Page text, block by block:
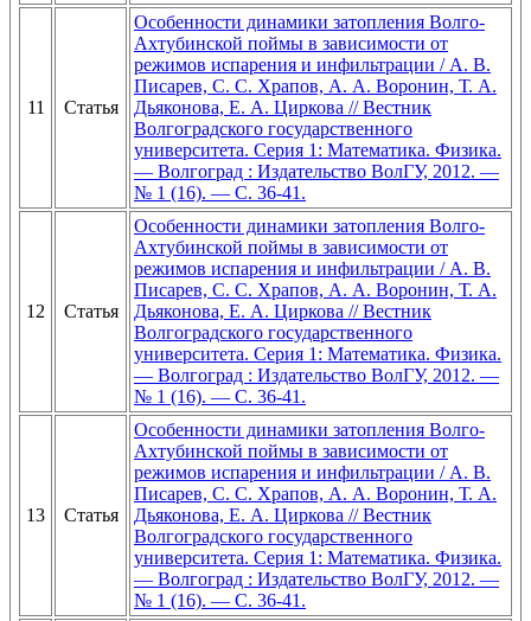
11 Статья
Особенности динамики затопления Волго-
Ахтубинской поймы в зависимости от
режимов испарения и инфильтрации / А. В.
Писарев, С. С. Храпов, А. А. Воронин, Т. А.
Дьяконова, Е. А. Циркова // Вестник
Волгоградского государственного
университета. Серия 1: Математика. Физика.
— Волгоград : Издательство ВолГУ, 2012. —
№ 1 (16). — С. 36-41.
12 Статья
Особенности динамики затопления Волго-
Ахтубинской поймы в зависимости от
режимов испарения и инфильтрации / А. В.
Писарев, С. С. Храпов, А. А. Воронин, Т. А.
Дьяконова, Е. А. Циркова // Вестник
Волгоградского государственного
университета. Серия 1: Математика. Физика.
— Волгоград : Издательство ВолГУ, 2012. —
№ 1 (16). — С. 36-41.
13 Статья
Особенности динамики затопления Волго-
Ахтубинской поймы в зависимости от
режимов испарения и инфильтрации / А. В.
Писарев, С. С. Храпов, А. А. Воронин, Т. А.
Дьяконова, Е. А. Циркова // Вестник
Волгоградского государственного
университета. Серия 1: Математика. Физика.
— Волгоград : Издательство ВолГУ, 2012. —
№ 1 (16). — С. 36-41.